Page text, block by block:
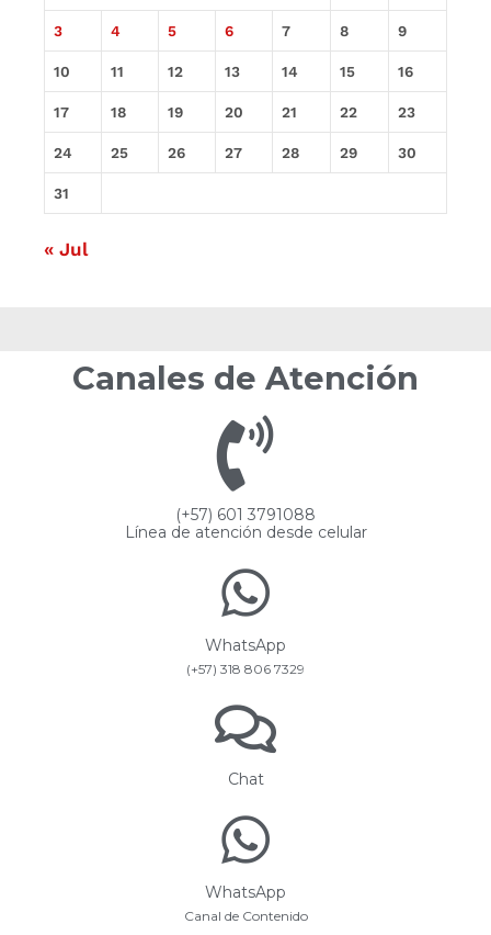
3 4 5 6 7 8 9
10 11 12 13 14 15 16
17 18 19 20 21 22 23
24 25 26 27 28 29 30
31
« Jul
Canales de Atención
(+57) 601 3791088
Línea de atención desde celular
WhatsApp
(+57) 318 806 7329
Chat
WhatsApp
Canal de Contenido